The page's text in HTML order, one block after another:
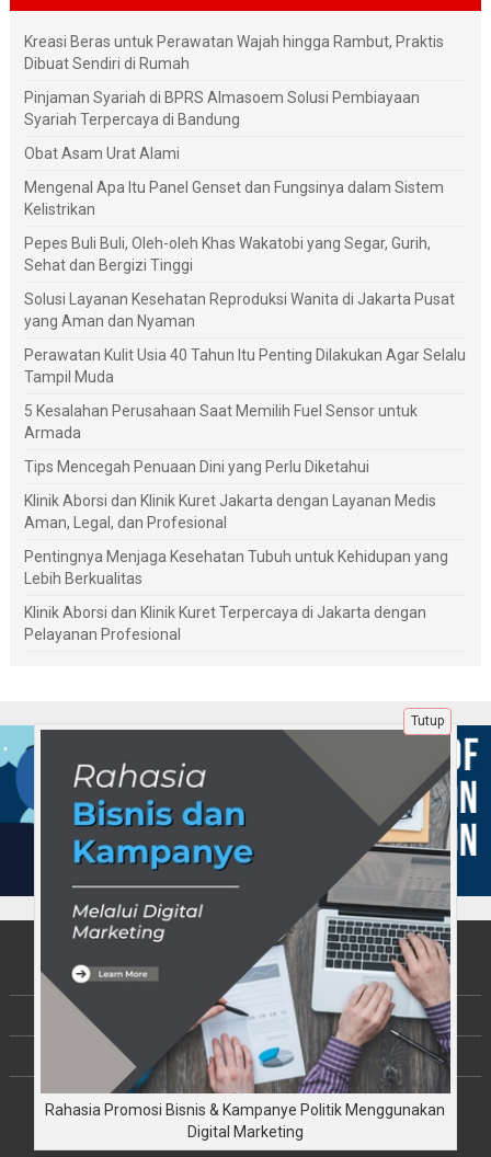
Kreasi Beras untuk Perawatan Wajah hingga Rambut, Praktis
Dibuat Sendiri di Rumah
Pinjaman Syariah di BPRS Almasoem Solusi Pembiayaan
Syariah Terpercaya di Bandung
Obat Asam Urat Alami
Mengenal Apa Itu Panel Genset dan Fungsinya dalam Sistem
Kelistrikan
Pepes Buli Buli, Oleh-oleh Khas Wakatobi yang Segar, Gurih,
Sehat dan Bergizi Tinggi
Solusi Layanan Kesehatan Reproduksi Wanita di Jakarta Pusat
yang Aman dan Nyaman
Perawatan Kulit Usia 40 Tahun Itu Penting Dilakukan Agar Selalu
Tampil Muda
5 Kesalahan Perusahaan Saat Memilih Fuel Sensor untuk
Armada
Tips Mencegah Penuaan Dini yang Perlu Diketahui
Klinik Aborsi dan Klinik Kuret Jakarta dengan Layanan Medis
Aman, Legal, dan Profesional
Pentingnya Menjaga Kesehatan Tubuh untuk Kehidupan yang
Lebih Berkualitas
Klinik Aborsi dan Klinik Kuret Terpercaya di Jakarta dengan
Pelayanan Profesional
Tentang Kami
Berita
Disclaimer
Copyright © JalinKebersamaan.com 2026
All rights reserved
Tutup
Rahasia Promosi Bisnis & Kampanye Politik Menggunakan
Digital Marketing